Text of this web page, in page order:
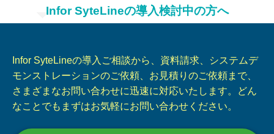
Infor SyteLineの導入検討中の方へ
Infor SyteLineの導入ご相談から、資料請求、システムデ
モンストレーションのご依頼、お見積りのご依頼まで、
さまざまなお問い合わせに迅速に対応いたします。どん
なことでもまずはお気軽にお問い合わせください。